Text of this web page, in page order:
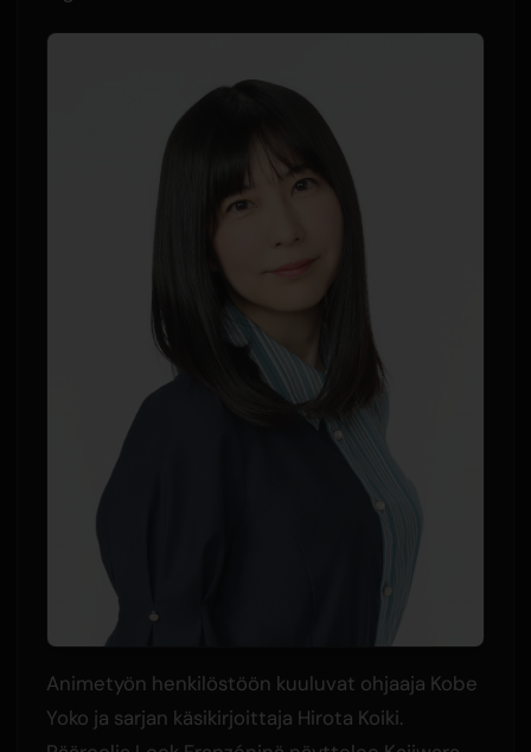
Animetyön henkilöstöön kuuluvat ohjaaja Kobe
Yoko ja sarjan käsikirjoittaja Hirota Koiki.